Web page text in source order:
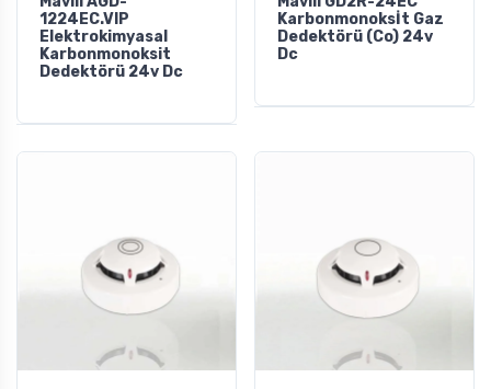
1224EC.VIP
Elektrokimyasal
Karbonmonoksit
Dedektörü 24v Dc
Karbonmonoksİt Gaz
Dedektörü (Co) 24v
Dc